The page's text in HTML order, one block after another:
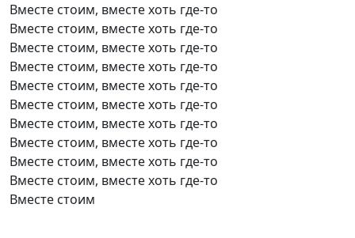
Вместе стоим, вместе хоть где-то
Вместе стоим, вместе хоть где-то
Вместе стоим, вместе хоть где-то
Вместе стоим, вместе хоть где-то
Вместе стоим, вместе хоть где-то
Вместе стоим, вместе хоть где-то
Вместе стоим, вместе хоть где-то
Вместе стоим, вместе хоть где-то
Вместе стоим, вместе хоть где-то
Вместе стоим, вместе хоть где-то
Вместе стоим